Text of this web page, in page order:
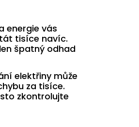
energie vás
tisíce navíc.
špatný odhad
elektřiny může
za tisíce.
zkontrolujte